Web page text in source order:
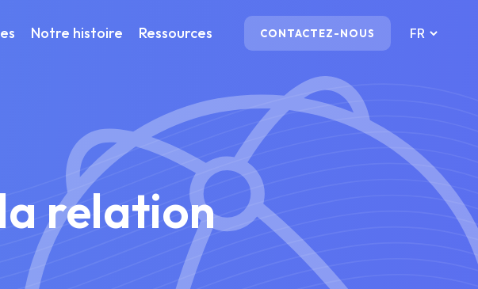
Notre histoire Ressources CONTACTEZ-NOUS
relation